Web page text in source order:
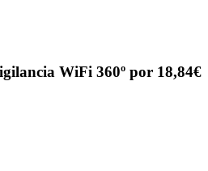
WiFi 360º por 18,84€